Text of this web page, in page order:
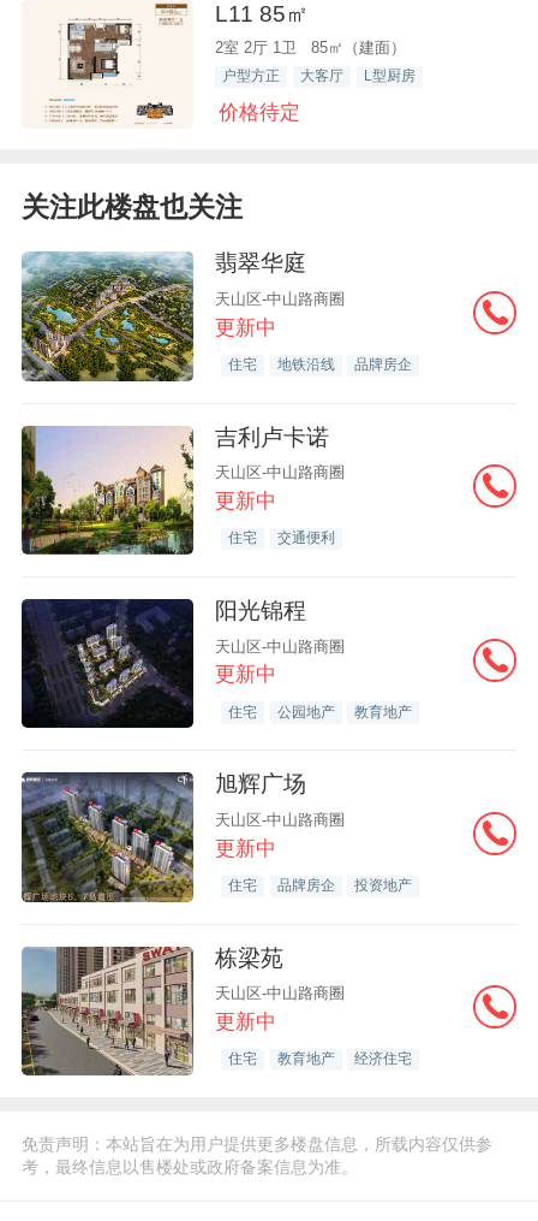
L11 85㎡
2室 2厅 1卫 85㎡（建面）
户型方正 大客厅 L型厨房
价格待定
关注此楼盘也关注
翡翠华庭
天山区-中山路商圈
更新中
住宅 地铁沿线 品牌房企
吉利卢卡诺
天山区-中山路商圈
更新中
住宅 交通便利
阳光锦程
天山区-中山路商圈
更新中
住宅 公园地产 教育地产
旭辉广场
天山区-中山路商圈
更新中
住宅 品牌房企 投资地产
栋梁苑
天山区-中山路商圈
更新中
住宅 教育地产 经济住宅
免责声明：本站旨在为用户提供更多楼盘信息，所载内容仅供参
考，最终信息以售楼处或政府备案信息为准。